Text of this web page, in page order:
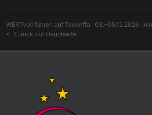
WERTvoll führen auf Teneriffa · 03.–05.12.2026 ·
← Zurück zur Hauptseite